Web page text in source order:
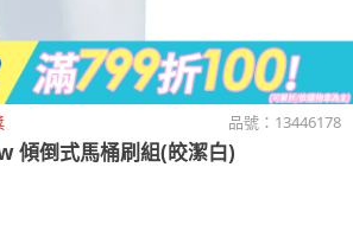
品號： 13446178
傾倒式馬桶刷組(皎潔白)